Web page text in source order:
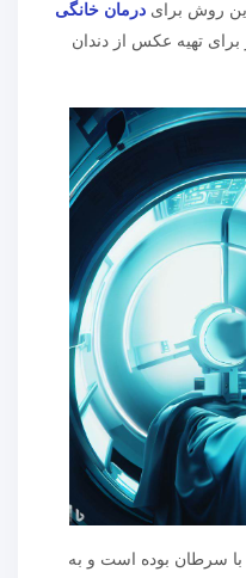
روش برای درمان خانگی
برای تهیه عکس از دندان
با سرطان بوده است و به